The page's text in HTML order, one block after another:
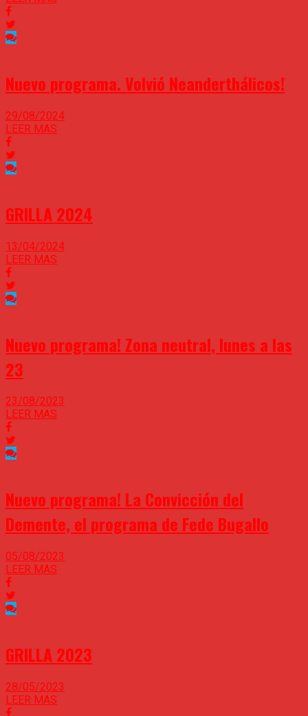
Nuevo programa. Volvió Neanderthálicos!
29/08/2024
LEER MAS
GRILLA 2024
13/04/2024
LEER MAS
Nuevo programa! Zona neutral, lunes a las
23
23/08/2023
LEER MAS
Nuevo programa! La Convicción del
Demente, el programa de Fede Bugallo
05/08/2023
LEER MAS
GRILLA 2023
28/05/2023
LEER MAS